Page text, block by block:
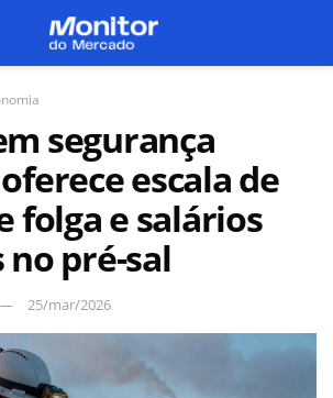
segurança
escala de
folga e salários
pré-sal
25/mar/2026